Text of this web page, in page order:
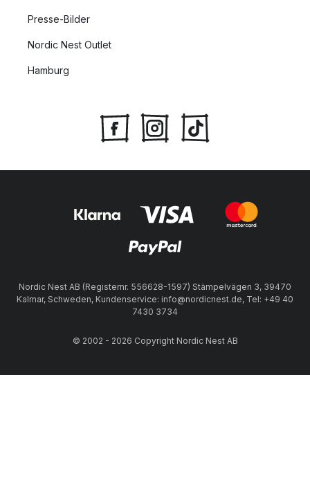
Presse-Bilder
Nordic Nest Outlet
Hamburg
Nordic Nest AB (Registernr. 556628-1597) Stämpelvägen 3, 39470
Kalmar, Schweden, Kundenservice: info@nordicnest.de, Tel: +49 40
7430 3734
© 2002 - 2026 Copyright Nordic Nest AB